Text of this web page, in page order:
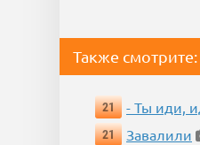
Также смотрите:
21 - Ты иди,
21
Завалили